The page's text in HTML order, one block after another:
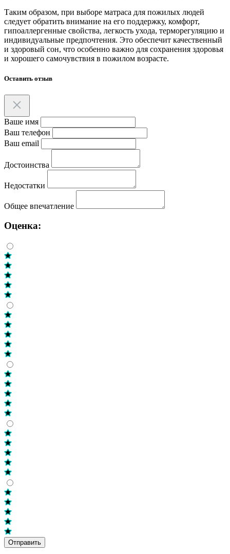
Таким образом, при выборе матраса для пожилых людей
следует обратить внимание на его поддержку, комфорт,
гипоаллергенные свойства, легкость ухода, терморегуляцию и
индивидуальные предпочтения. Это обеспечит качественный
и здоровый сон, что особенно важно для сохранения здоровья
и хорошего самочувствия в пожилом возрасте.
Оставить отзыв
Ваше имя
Ваш телефон
Ваш email
Достоинства
Недостатки
Общее впечатление
Оценка:
Отправить